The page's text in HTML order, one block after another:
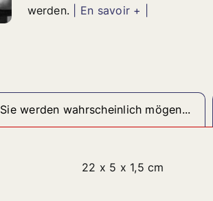
werden.
| En savoir + |
Sie werden wahrscheinlich mögen...
22 x 5 x 1,5 cm